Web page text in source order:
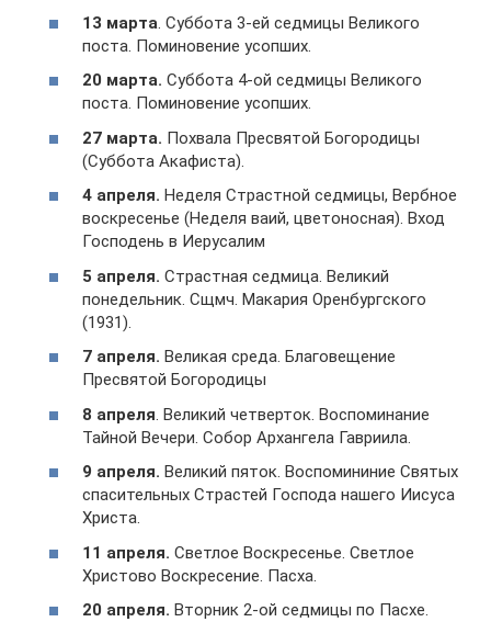
13 марта. Суббота 3-ей седмицы Великого
поста. Поминовение усопших.
20 марта. Суббота 4-ой седмицы Великого
поста. Поминовение усопших.
27 марта. Похвала Пресвятой Богородицы
(Суббота Акафиста).
4 апреля. Неделя Страстной седмицы, Вербное
воскресенье (Неделя ваий, цветоносная). Вход
Господень в Иерусалим
5 апреля. Страстная седмица. Великий
понедельник. Сщмч. Макария Оренбургского
(1931).
7 апреля. Великая среда. Благовещение
Пресвятой Богородицы
8 апреля. Великий четверток. Воспоминание
Тайной Вечери. Собор Архангела Гавриила.
9 апреля. Великий пяток. Воспомининие Святых
спасительных Страстей Господа нашего Иисуса
Христа.
11 апреля. Светлое Воскресенье. Светлое
Христово Воскресение. Пасха.
20 апреля. Вторник 2-ой седмицы по Пасхе.